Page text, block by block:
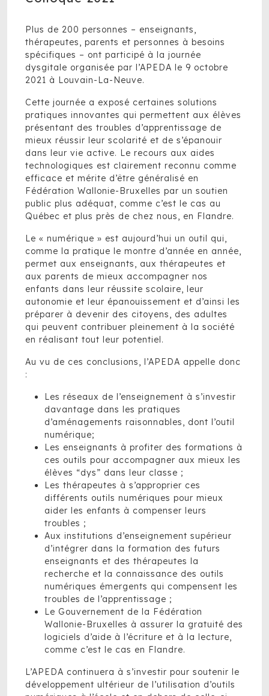
Plus de 200 personnes – enseignants,
thérapeutes, parents et personnes à besoins
spécifiques – ont participé à la journée
dysgitale organisée par l’APEDA le 9 octobre
2021 à Louvain-La-Neuve.
Cette journée a exposé certaines solutions
pratiques innovantes qui permettent aux élèves
présentant des troubles d’apprentissage de
mieux réussir leur scolarité et de s’épanouir
dans leur vie active. Le recours aux aides
technologiques est clairement reconnu comme
efficace et mérite d’être généralisé en
Fédération Wallonie-Bruxelles par un soutien
public plus adéquat, comme c’est le cas au
Québec et plus près de chez nous, en Flandre.
Le « numérique » est aujourd’hui un outil qui,
comme la pratique le montre d’année en année,
permet aux enseignants, aux thérapeutes et
aux parents de mieux accompagner nos
enfants dans leur réussite scolaire, leur
autonomie et leur épanouissement et d’ainsi les
préparer à devenir des citoyens, des adultes
qui peuvent contribuer pleinement à la société
en réalisant tout leur potentiel.
Au vu de ces conclusions, l’APEDA appelle donc
:
Les réseaux de l’enseignement à s’investir
davantage dans les pratiques
d’aménagements raisonnables, dont l’outil
numérique;
Les enseignants à profiter des formations à
ces outils pour accompagner aux mieux les
élèves “dys” dans leur classe ;
Les thérapeutes à s’approprier ces
différents outils numériques pour mieux
aider les enfants à compenser leurs
troubles ;
Aux institutions d’enseignement supérieur
d’intégrer dans la formation des futurs
enseignants et des thérapeutes la
recherche et la connaissance des outils
numériques émergents qui compensent les
troubles de l’apprentissage ;
Le Gouvernement de la Fédération
Wallonie-Bruxelles à assurer la gratuité des
logiciels d’aide à l’écriture et à la lecture,
comme c’est le cas en Flandre.
L’APEDA continuera à s’investir pour soutenir le
développement ultérieur de l’utilisation d’outils